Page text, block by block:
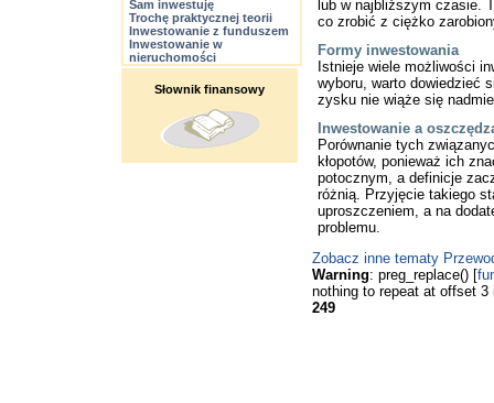
Sam inwestuję
Trochę praktycznej teorii
Inwestowanie z funduszem
Inwestowanie w
nieruchomości
Słownik finansowy
lub w najbliższym czasie.
co zrobić z ciężko
Formy inwestowania
Istnieje wiele możliwości
wyboru, warto dowiedzieć
zysku nie wiąże się
Inwestowanie a
Porównanie tych
kłopotów, ponieważ ich
potocznym, a definicje
różnią. Przyjęcie takiego
uproszczeniem, a na
problemu.
Zobacz inne tematy
Warning: preg_replace() [
nothing to repeat at offset
249